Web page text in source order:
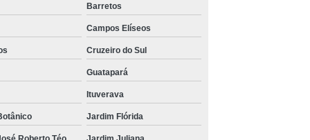
Barretos
Campos Elíseos
Cruzeiro do Sul
Guatapará
Ituverava
Jardim Flórida